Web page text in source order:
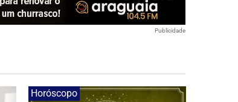
Publicidade
Horóscopo